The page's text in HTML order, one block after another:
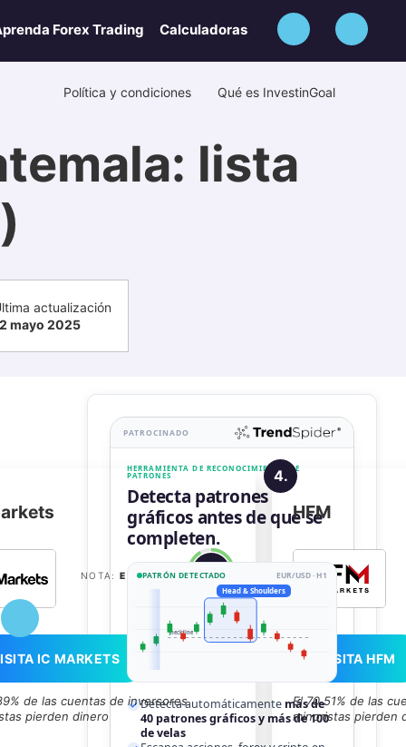
Forex Trading Calculadoras
Política y condiciones Qué es InvestinGoal
lista
actualización
mayo 2025
NOTA: EXCELENTE 91
IC MARKETS
de las cuentas de inversores
pierden dinero
4.
HFM
VISITA HFM
El 70.51% de las
minoristas pierden
PATROCINADO
HERRAMIENTA DE RECONOCIMIENTO DE
PATRONES
Detecta patrones
gráficos antes de que se
completen.
PATRÓN DETECTADO EUR/USD · H1
neckline
Head & Shoulders
Detecta automáticamente más de
40 patrones gráficos y más de 100
de velas